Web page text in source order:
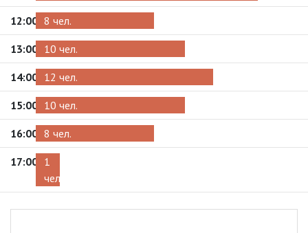
12:00 8 чел.
13:00 10 чел.
14:00 12 чел.
15:00 10 чел.
16:00 8 чел.
17:00
1
чел.